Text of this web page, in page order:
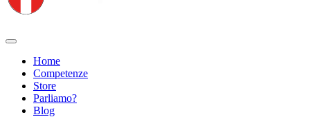
Home
Competenze
Store
Parliamo?
Blog